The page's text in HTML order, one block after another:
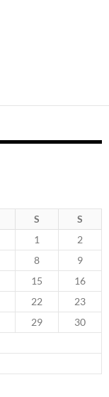
S S
1
2
8
9
15
16
22
23
29
30